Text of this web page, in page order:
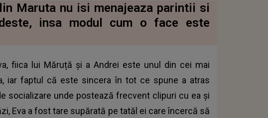
Maruta nu isi menajeaza parintii si
insa modul cum o face este
fiica lui Măruță și a Andrei este unul din cei mai
iar faptul că este sincera în tot ce spune a atras
socializare unde postează frecvent clipuri cu ea și
Eva a fost tare supărată pe tatăl ei care încercă să